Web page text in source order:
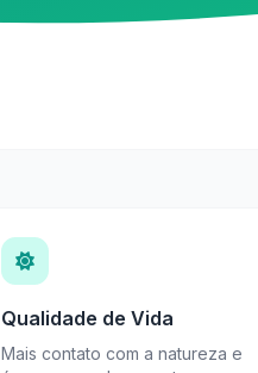
Qualidade de Vida
Mais contato com a natureza e